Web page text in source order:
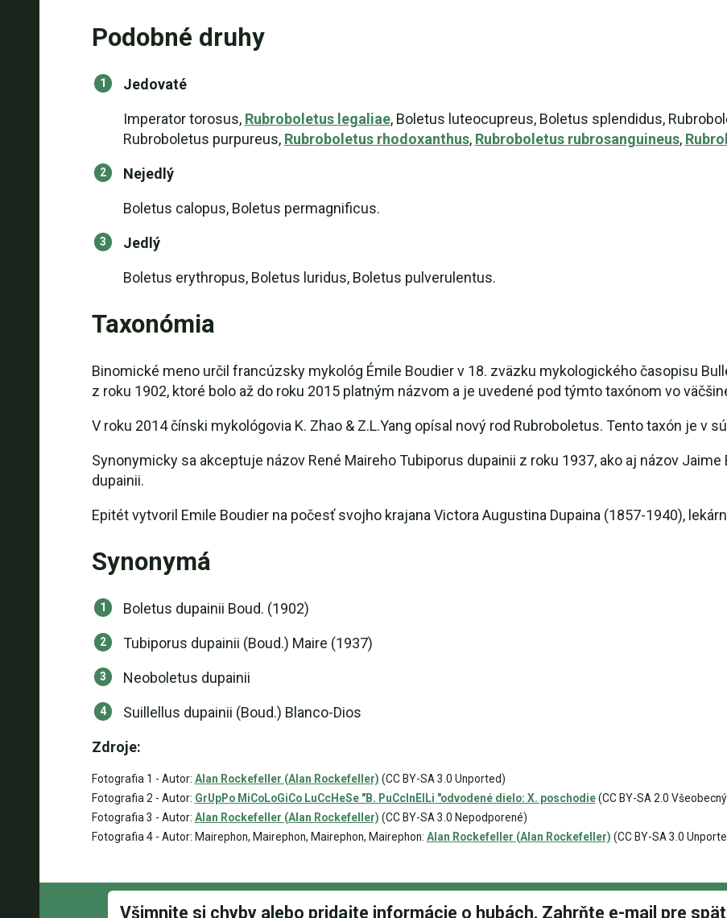
Podobné druhy
Jedovaté
Imperator torosus, Rubroboletus legaliae, Boletus luteocupreus, Boletus splendidus,
Rubroboletus purpureus, Rubroboletus rhodoxanthus, Rubroboletus rubrosanguineus,
Nejedlý
Boletus calopus, Boletus permagnificus.
Jedlý
Boletus erythropus, Boletus luridus, Boletus pulverulentus.
Taxonómia
Binomické meno určil francúzsky mykológ Émile Boudier v 18. zväzku mykologického časopisu
z roku 1902, ktoré bolo až do roku 2015 platným názvom a je uvedené pod týmto taxónom vo
V roku 2014 čínski mykológovia K. Zhao & Z.L.Yang opísal nový rod Rubroboletus. Tento taxón je v
Synonymicky sa akceptuje názov René Maireho Tubiporus dupainii z roku 1937, ako aj názov
dupainii.
Epitét vytvoril Emile Boudier na počesť svojho krajana Victora Augustina Dupaina (1857-1940),
Synonymá
Boletus dupainii Boud. (1902)
Tubiporus dupainii (Boud.) Maire (1937)
Neoboletus dupainii
Suillellus dupainii (Boud.) Blanco-Dios
Zdroje:
Fotografia 1 - Autor: Alan Rockefeller (Alan Rockefeller) (CC BY-SA 3.0 Unported)
Fotografia 2 - Autor: GrUpPo MiCoLoGiCo LuCcHeSe "B. PuCcInElLi "odvodené dielo: X. poschodie(CC BY-SA 2.0
Fotografia 3 - Autor: Alan Rockefeller (Alan Rockefeller) (CC BY-SA 3.0 Nepodporené)
Fotografia 4 - Autor: Mairephon, Mairephon, Mairephon, Mairephon: Alan Rockefeller (Alan Rockefeller) (CC BY-SA 3.0